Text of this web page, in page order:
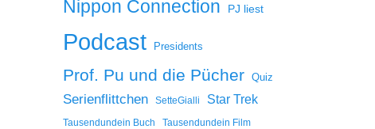
Nippon Connection PJ liest
Podcast Presidents
Prof. Pu und die Pücher Quiz
Serienflittchen SetteGialli Star Trek
Tausendundein Buch Tausendundein Film